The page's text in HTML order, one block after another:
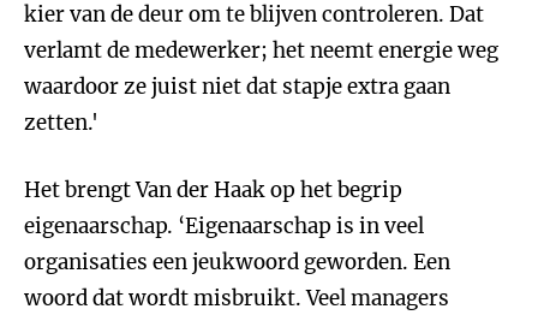
kier van de deur om te blijven controleren. Dat
verlamt de medewerker; het neemt energie weg
waardoor ze juist niet dat stapje extra gaan
zetten.'
Het brengt Van der Haak op het begrip
eigenaarschap. ‘Eigenaarschap is in veel
organisaties een jeukwoord geworden. Een
woord dat wordt misbruikt. Veel managers